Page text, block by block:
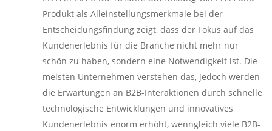
Produkt als Alleinstellungsmerkmale bei der
Entscheidungsfindung zeigt, dass der Fokus auf das
Kundenerlebnis für die Branche nicht mehr nur
schön zu haben, sondern eine Notwendigkeit ist. Die
meisten Unternehmen verstehen das, jedoch werden
die Erwartungen an B2B-Interaktionen durch schnelle
technologische Entwicklungen und innovatives
Kundenerlebnis enorm erhöht, wenngleich viele B2B-